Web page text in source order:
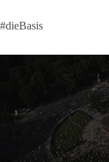
Wusstest du, dass ein
wird, nur weil er von
Sachsen-Anhalt
Wirtschaft,
werden nicht kleiner,
und erst danach auf
#dieBasis